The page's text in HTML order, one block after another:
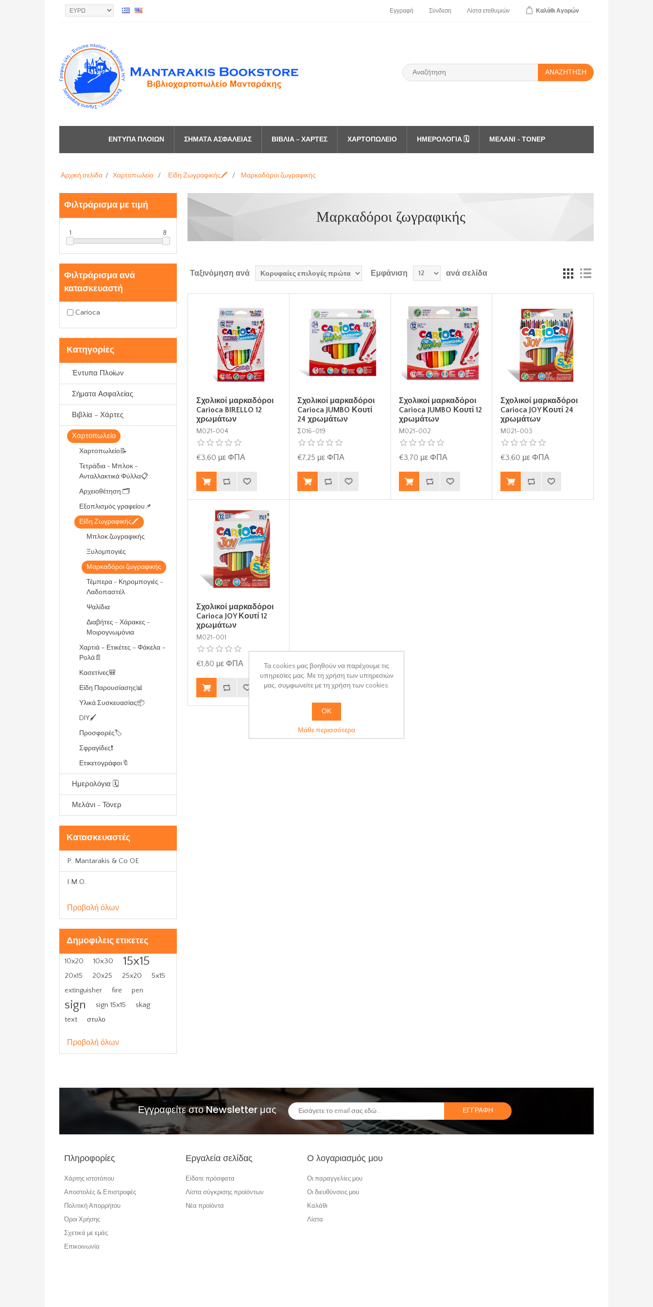
Εγγραφή Σύνδεση Λίστα επιθυμιών Καλάθι Αγορών
ΑΝΑΖΉΤΗΣΗ
ΈΝΤΥΠΑ ΠΛΟΊΩΝ ΣΉΜΑΤΑ ΑΣΦΑΛΕΊΑΣ ΒΙΒΛΊΑ – ΧΆΡΤΕΣ ΧΑΡΤΟΠΩΛΕΊΟ ΗΜΕΡΟΛΌΓΙΑ 🗓️ ΜΕΛΆΝΙ - ΤΌΝΕΡ
Αρχική σελίδα / Χαρτοπωλείο / Είδη Ζωγραφικής🖍️ / Μαρκαδόροι ζωγραφικής
Φιλτράρισμα με τιμή
1 8
Φιλτράρισμα ανά
κατασκευαστή
Carioca
Κατηγορίες
Έντυπα Πλοίων
Σήματα Ασφαλείας
Βιβλία – Χάρτες
Χαρτοπωλείο
Χαρτοπωλείο📝
Τετράδια - Μπλοκ -
Ανταλλακτικά Φύλλα📋
Αρχειοθέτηση 🗂️
Εξοπλισμός γραφείου📌
Είδη Ζωγραφικής🖍️
Μπλοκ ζωγραφικής
Ξυλομπογιές
Μαρκαδόροι ζωγραφικής
Τέμπερα - Κηρομπογιές -
Λαδοπαστέλ
Ψαλίδια
Διαβήτες - Χάρακες -
Μοιρογνωμόνια
Χαρτιά – Ετικέτες – Φάκελα –
Ρολά📄
Κασετίνες🎒
Είδη Παρουσίασης📊
Υλικά Συσκευασίας📦
DIY🖌️
Προσφορές🏷️
Σφραγίδες❗
Ετικετογράφοι🔖
Ημερολόγια 🗓️
Μελάνι - Τόνερ
Κατασκευαστές
P. Mantarakis & Co OE
I.M.O.
Προβολή όλων
Δημοφιλεις ετικετες
10x20 10x30 15x15
20x15 20x25 25x20 5x15
extinguisher fire pen
sign sign 15x15
skag
text
στυλο
Προβολή όλων
Μαρκαδόροι ζωγραφικής
Ταξινόμηση ανά Εμφάνιση ανά σελίδα
Σχολικοί μαρκαδόροι
Carioca BIRELLO 12
χρωμάτων
Μ021-004
€3,60 με ΦΠΑ
Σχολικοί μαρκαδόροι
Carioca JUMBO Κουτί
24 χρωμάτων
Σ016-019
€7,25 με ΦΠΑ
Σχολικοί μαρκαδόροι
Carioca JUMBO Κουτί 12
χρωμάτων
Μ021-002
€3,70 με ΦΠΑ
Σχολικοί μαρκαδόροι
Carioca JOY Κουτί 24
χρωμάτων
Μ021-003
€3,60 με ΦΠΑ
Σχολικοί μαρκαδόροι
Carioca JOY Κουτί 12
χρωμάτων
Μ021-001
€1,80 με ΦΠΑ
Εγγραφείτε στο Newsletter μας
Πληροφορίες
Χάρτης ιστοτόπου
Αποστολές & Επιστροφές
Πολιτική Απορρήτου
Όροι Χρήσης
Σχετικά με εμάς
Επικοινωνία
Εργαλεία σελίδας
Είδατε πρόσφατα
Λίστα σύγκρισης προϊόντων
Νέα προϊόντα
Ο λογαριασμός μου
Οι παραγγελίες μου
Οι διευθύνσεις μου
Καλάθι
Λίστα
Τα cookies μας βοηθούν να παρέχουμε τις
υπηρεσίες μας. Με τη χρήση των υπηρεσιών
μας, συμφωνείτε με τη χρήση των cookies.
ΟΚ
Μάθε περισσότερα